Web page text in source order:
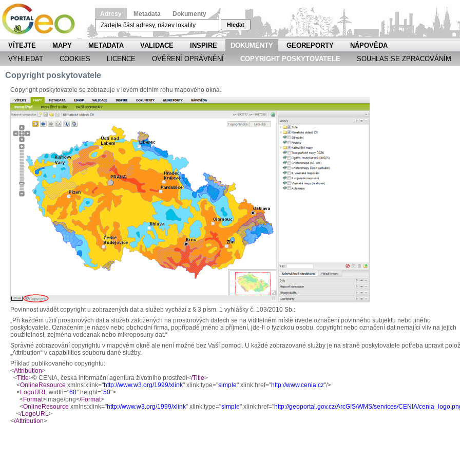
Adresy Metadata Dokumenty
Hledat
VÍTEJTE MAPY METADATA VALIDACE INSPIRE DOKUMENTY GEOREPORTY
NÁPOVĚDA
VYHLEDAT
COOKIES LICENCE OVĚŘENÍ OPRÁVNĚNÍ COPYRIGHT POSKYTOVATELE SOUHLAS SE ZPRACOVÁNÍM
Copyright poskytovatele
Copyright poskytovatele se zobrazuje v levém dolním rohu mapového okna.
Povinnost uvádět copyright u zobrazených dat a služeb vychází z § 3 písm. 1 vyhlášky č. 103/2010 Sb.:
„Při každém užití prostorových dat a služeb založených na prostorových datech se na viditelném místě uvede označení povinného subjektu nebo jiného
poskytovatele. Označením je název nebo obchodní firma, popřípadě jméno a příjmení, jde-li o fyzickou osobu, copyright nebo označení dat nemající vliv na jejich
použitelnost, zejména vodoznak nebo mikroposuny dat.“
Správné zobrazování copyrightu v mapovém okně ale není možné bez Vaší pomoci. U každé zobrazované služby je na straně poskytovatele potřeba upravit
„Attribution“ v capabilities souboru dané služby.
Příklad publikovaného copyrightu:
<Attribution>
<Title>© CENIA, česká informační agentura životního prostředí</Title>
<OnlineResource xmlns:xlink="http://www.w3.org/1999/xlink" xlink:type="simple" xlink:href="http://www.cenia.cz"/>
<LogoURL width="68" height="50">
<Format>image/png</Format>
<OnlineResource xmlns:xlink="http://www.w3.org/1999/xlink" xlink:type="simple" xlink:href="http://geoportal.gov.cz/ArcGIS/WMS/services/CENIA/
</LogoURL>
</Attribution>